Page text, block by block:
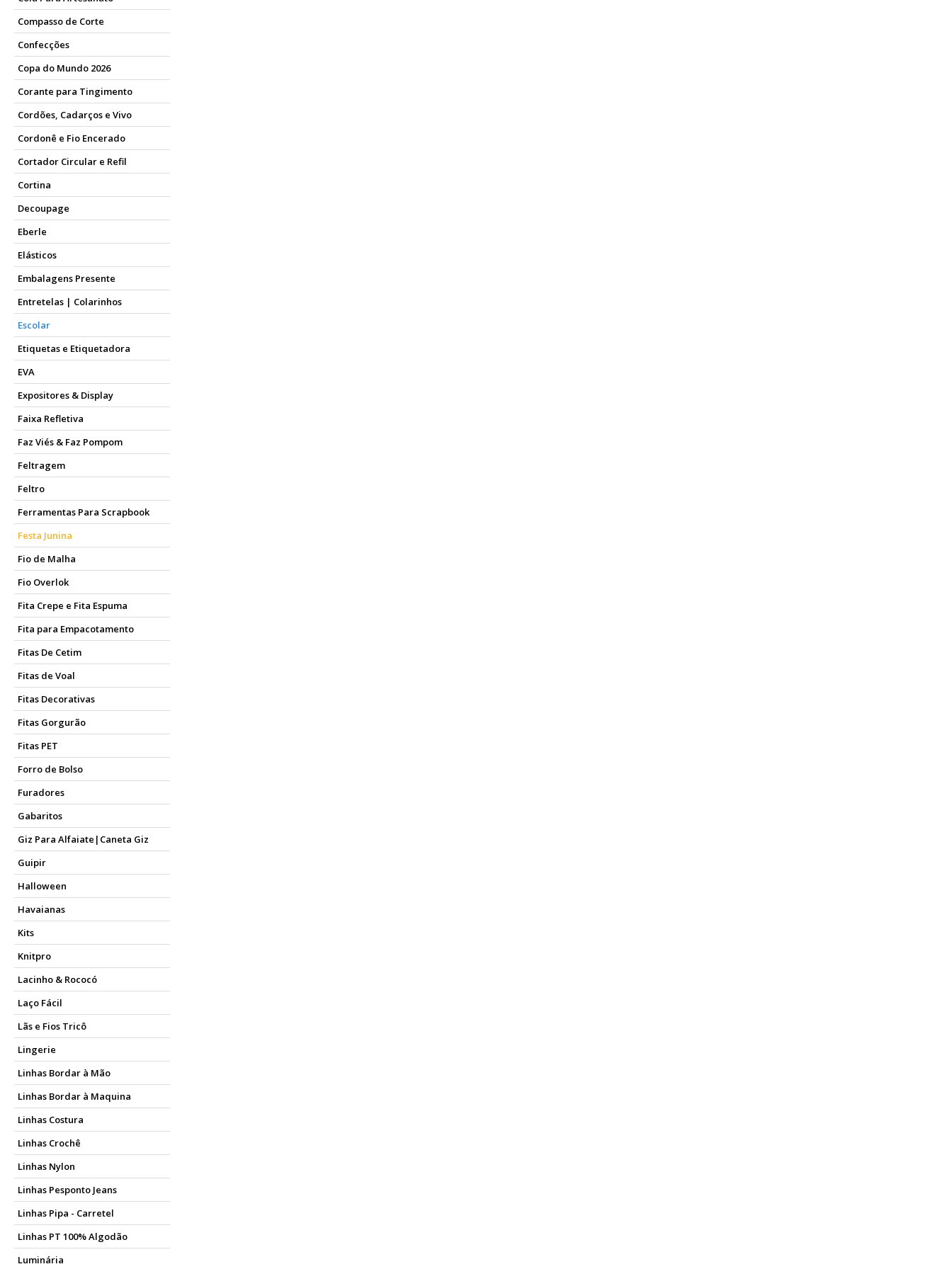
Compasso de Corte
Confecções
Copa do Mundo 2026
Corante para Tingimento
Cordões, Cadarços e Vivo
Cordonê e Fio Encerado
Cortador Circular e Refil
Cortina
Decoupage
Eberle
Elásticos
Embalagens Presente
Entretelas | Colarinhos
Escolar
Etiquetas e Etiquetadora
EVA
Expositores & Display
Faixa Refletiva
Faz Viés & Faz Pompom
Feltragem
Feltro
Ferramentas Para Scrapbook
Festa Junina
Fio de Malha
Fio Overlok
Fita Crepe e Fita Espuma
Fita para Empacotamento
Fitas De Cetim
Fitas de Voal
Fitas Decorativas
Fitas Gorgurão
Fitas PET
Forro de Bolso
Furadores
Gabaritos
Giz Para Alfaiate|Caneta Giz
Guipir
Halloween
Havaianas
Kits
Knitpro
Lacinho & Rococó
Laço Fácil
Lãs e Fios Tricô
Lingerie
Linhas Bordar à Mão
Linhas Bordar à Maquina
Linhas Costura
Linhas Crochê
Linhas Nylon
Linhas Pesponto Jeans
Linhas Pipa - Carretel
Linhas PT 100% Algodão
Luminária